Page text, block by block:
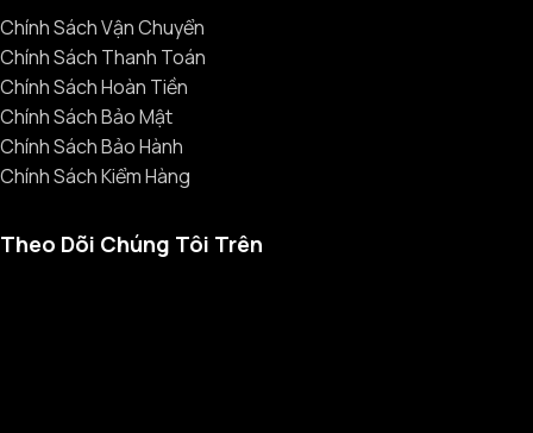
Chính Sách Vận Chuyển
Chính Sách Thanh Toán
Chính Sách Hoàn Tiền
Chính Sách Bảo Mật
Chính Sách Bảo Hành
Chính Sách Kiểm Hàng
Theo Dõi Chúng Tôi Trên